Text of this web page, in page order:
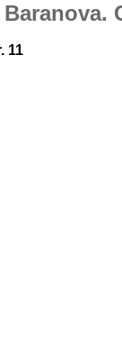
11